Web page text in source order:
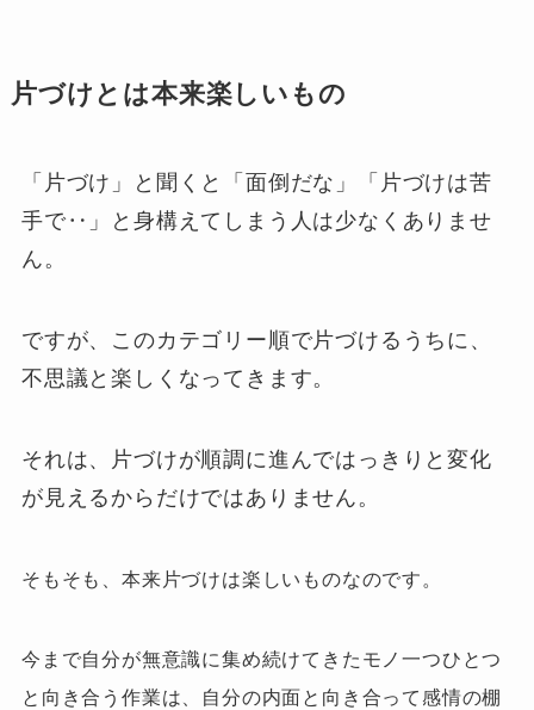
片づけとは本来楽しいもの
「片づけ」と聞くと「面倒だな」「片づけは苦
手で‥」と身構えてしまう人は少なくありませ
ん。
ですが、このカテゴリー順で片づけるうちに、
不思議と楽しくなってきます。
それは、片づけが順調に進んではっきりと変化
が見えるからだけではありません。
そもそも、本来片づけは楽しいものなのです。
今まで自分が無意識に集め続けてきたモノ一つひとつ
と向き合う作業は、自分の内面と向き合って感情の棚